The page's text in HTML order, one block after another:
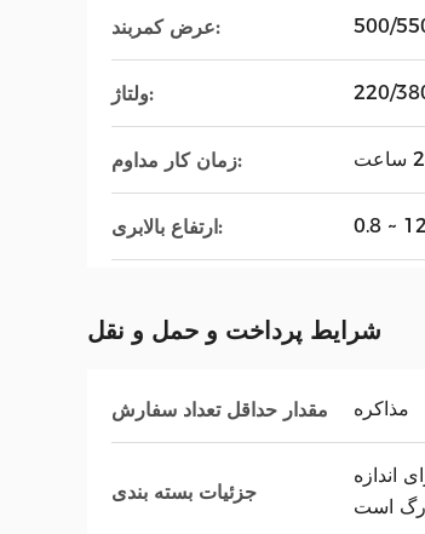
عرض کمربند: 500/
ولتاژ: 220/
زمان کار مداوم:
ارتفاع بالابری: 0.8 ~
شرایط پرداخت و حمل و نقل
مقدار حداقل تعداد سفارش مذاکره
جزئیات بسته بندی
اندازه